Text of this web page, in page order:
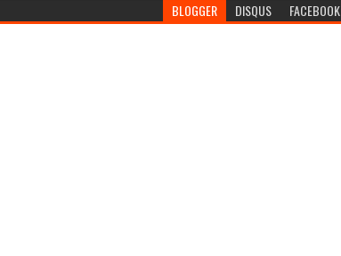
BLOGGER DISQUS FACEBOOK